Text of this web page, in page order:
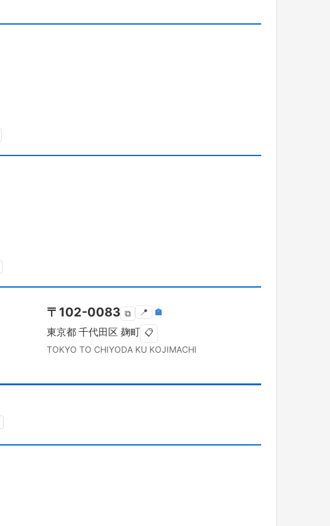
〒 102-0083 ⧉ 📍 🏣
東京都 千代田区 麹町 📋
TOKYO TO CHIYODA KU KOJIMACHI